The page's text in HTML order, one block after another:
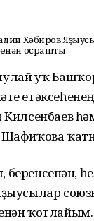
Хәбиров
осрашты
шулай уҡ
беренсенән,
ҡотлайым.